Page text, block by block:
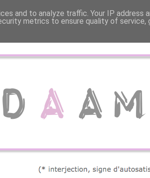
and to analyze traffic. Your IP address
metrics to ensure quality of service,